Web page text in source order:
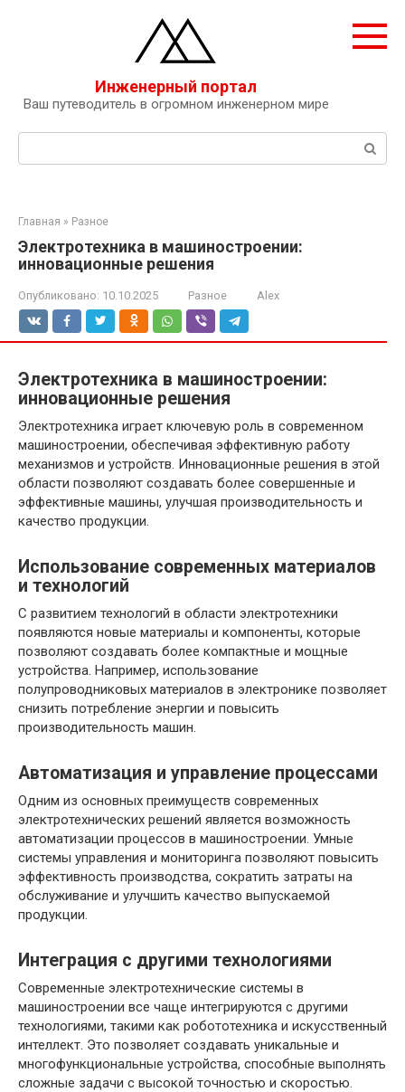
Инженерный портал
Ваш путеводитель в огромном инженерном мире
Поиск:
Главная » Разное
Электротехника в машиностроении:
инновационные решения
Опубликовано: 10.10.2025 Разное Alex
Электротехника в машиностроении:
инновационные решения
Электротехника играет ключевую роль в современном
машиностроении, обеспечивая эффективную работу
механизмов и устройств. Инновационные решения в этой
области позволяют создавать более совершенные и
эффективные машины, улучшая производительность и
качество продукции.
Использование современных материалов
и технологий
С развитием технологий в области электротехники
появляются новые материалы и компоненты, которые
позволяют создавать более компактные и мощные
устройства. Например, использование
полупроводниковых материалов в электронике позволяет
снизить потребление энергии и повысить
производительность машин.
Автоматизация и управление процессами
Одним из основных преимуществ современных
электротехнических решений является возможность
автоматизации процессов в машиностроении. Умные
системы управления и мониторинга позволяют повысить
эффективность производства, сократить затраты на
обслуживание и улучшить качество выпускаемой
продукции.
Интеграция с другими технологиями
Современные электротехнические системы в
машиностроении все чаще интегрируются с другими
технологиями, такими как робототехника и искусственный
интеллект. Это позволяет создавать уникальные и
многофункциональные устройства, способные выполнять
сложные задачи с высокой точностью и скоростью.